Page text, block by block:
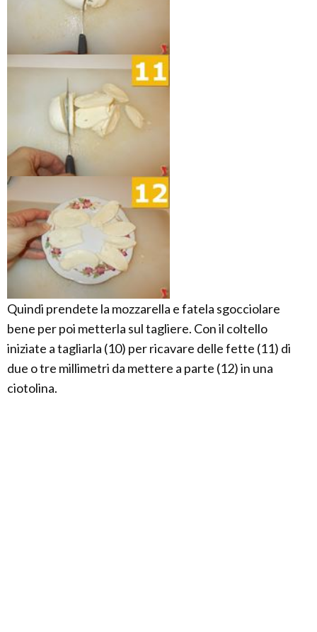
Quindi prendete la mozzarella e fatela sgocciolare
bene per poi metterla sul tagliere. Con il coltello
iniziate a tagliarla (10) per ricavare delle fette (11) di
due o tre millimetri da mettere a parte (12) in una
ciotolina.